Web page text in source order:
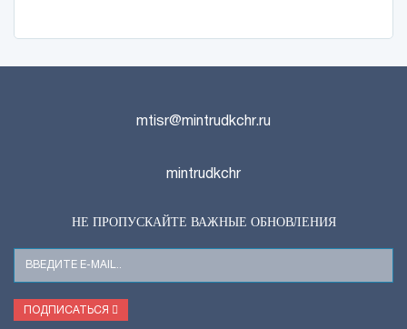
mtisr@mintrudkchr.ru
mintrudkchr
НЕ ПРОПУСКАЙТЕ ВАЖНЫЕ ОБНОВЛЕНИЯ
Ваш
E-
Mail
ПОДПИСАТЬСЯ